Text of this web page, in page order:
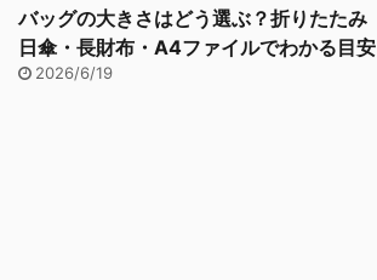
バッグの大きさはどう選ぶ？折りたたみ
日傘・長財布・A4ファイルでわかる目安
2026/6/19